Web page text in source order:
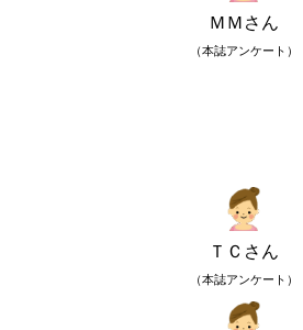
ＭＭさん
（本誌アンケート）
ＴＣさん
（本誌アンケート）